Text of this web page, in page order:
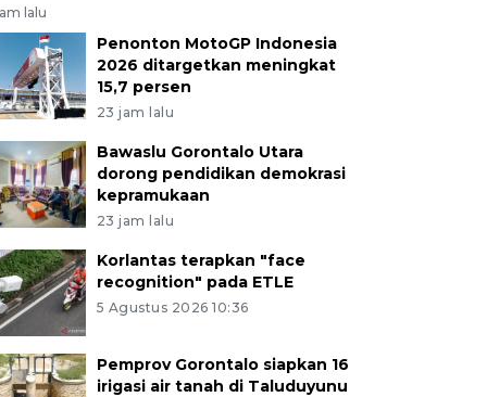
lalu
Penonton MotoGP Indonesia
2026 ditargetkan meningkat
15,7 persen
23 jam lalu
Bawaslu Gorontalo Utara
dorong pendidikan demokrasi
kepramukaan
23 jam lalu
Korlantas terapkan "face
recognition" pada ETLE
5 Agustus 2026 10:36
Pemprov Gorontalo siapkan 16
irigasi air tanah di Taluduyunu